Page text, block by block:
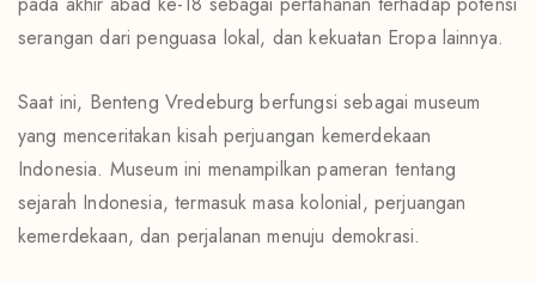
serangan dari penguasa lokal, dan kekuatan Eropa lainnya.
Saat ini, Benteng Vredeburg berfungsi sebagai museum
yang menceritakan kisah perjuangan kemerdekaan
Indonesia. Museum ini menampilkan pameran tentang
sejarah Indonesia, termasuk masa kolonial, perjuangan
kemerdekaan, dan perjalanan menuju demokrasi.